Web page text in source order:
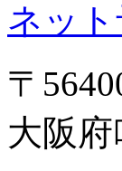
ネッ
〒
大阪